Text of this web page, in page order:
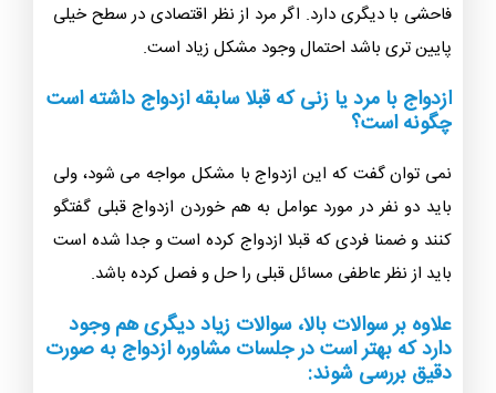
فاحشی با دیگری دارد. اگر مرد از نظر اقتصادی در سطح خیلی
پایین تری باشد احتمال وجود مشکل زیاد است.
ازدواج با مرد یا زنی که قبلا سابقه ازدواج داشته است
چگونه است؟
نمی توان گفت که این ازدواج با مشکل مواجه می شود، ولی
باید دو نفر در مورد عوامل به هم خوردن ازدواج قبلی گفتگو
کنند و ضمنا فردی که قبلا ازدواج کرده است و جدا شده است
باید از نظر عاطفی مسائل قبلی را حل و فصل کرده باشد.
علاوه بر سوالات بالا، سوالات زیاد دیگری هم وجود
دارد که بهتر است در جلسات مشاوره ازدواج به صورت
دقیق بررسی شوند: